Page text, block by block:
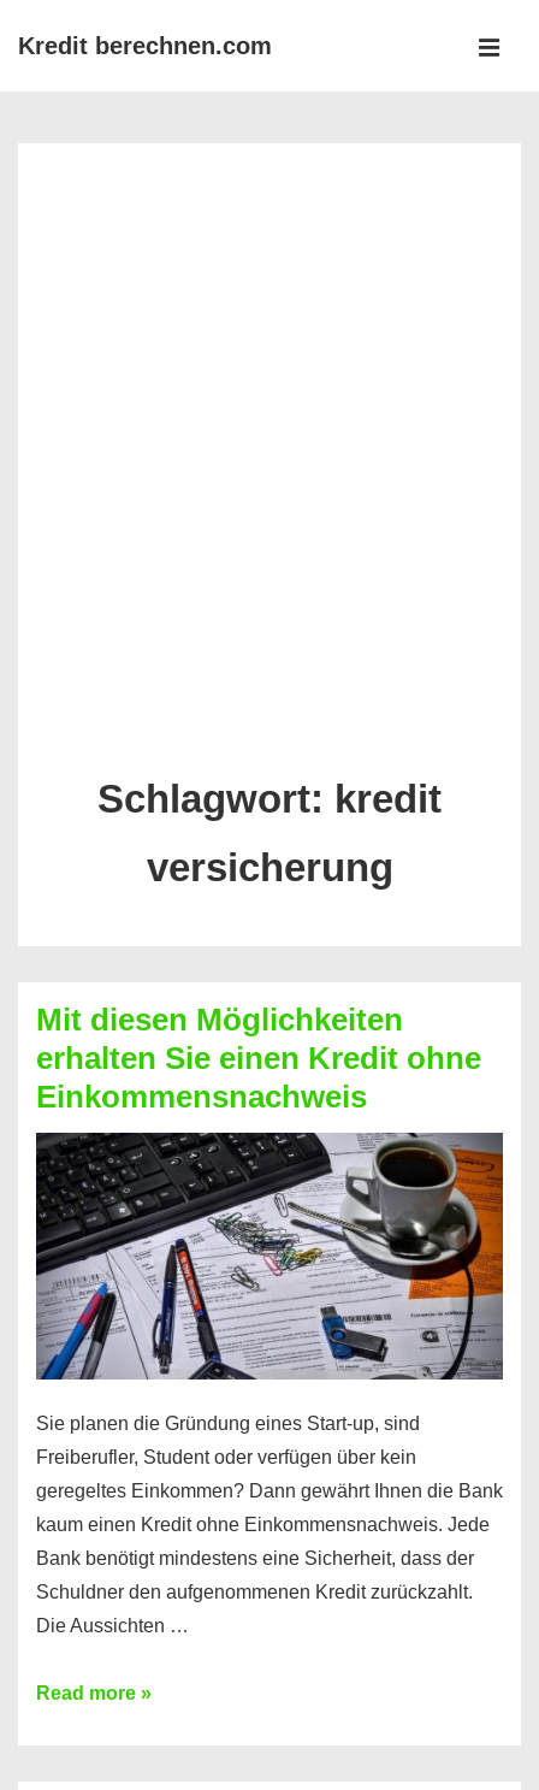
ZumKredit berechnen.com
Schlagwort: kredit
versicherung
Mit diesen Möglichkeiten
erhalten Sie einen Kredit ohne
Einkommensnachweis
Sie planen die Gründung eines Start-up, sind
Freiberufler, Student oder verfügen über kein
geregeltes Einkommen? Dann gewährt Ihnen die Bank
kaum einen Kredit ohne Einkommensnachweis. Jede
Bank benötigt mindestens eine Sicherheit, dass der
Schuldner den aufgenommenen Kredit zurückzahlt.
Die Aussichten …
Mit
Read more »